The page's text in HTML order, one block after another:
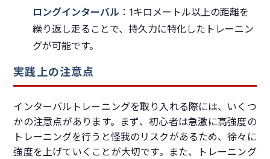
ロングインターバル ：1キロメートル以上の距離を
繰り返し走ることで、持久力に特化したトレーニン
グが可能です。
実践上の注意点
インターバルトレーニングを取り入れる際には、いくつ
かの注意点があります。まず、初心者は急激に高強度の
トレーニングを行うと怪我のリスクがあるため、徐々に
強度を上げていくことが大切です。また、トレーニング